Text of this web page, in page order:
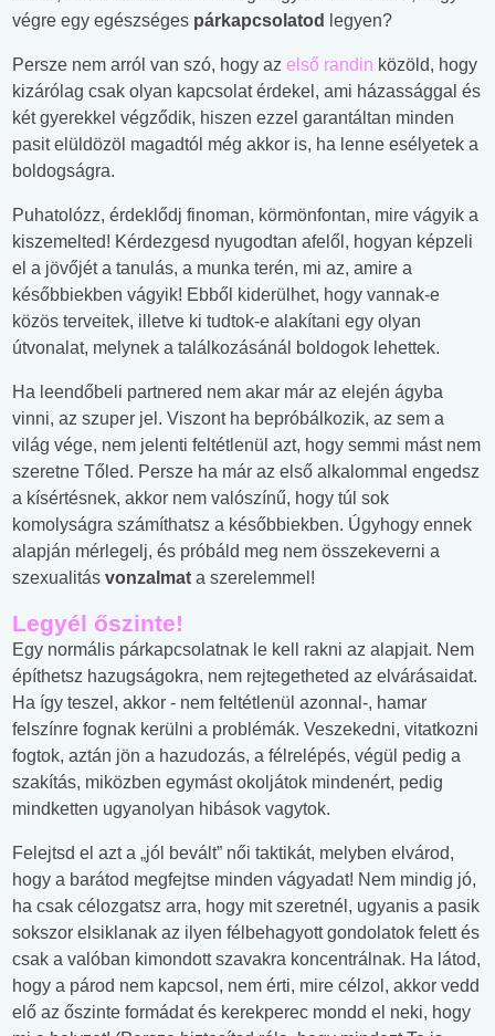
végre egy egészséges párkapcsolatod legyen?
Persze nem arról van szó, hogy az első randin közöld, hogy
kizárólag csak olyan kapcsolat érdekel, ami házassággal és
két gyerekkel végződik, hiszen ezzel garantáltan minden
pasit elüldözöl magadtól még akkor is, ha lenne esélyetek a
boldogságra.
Puhatolózz, érdeklődj finoman, körmönfontan, mire vágyik a
kiszemelted! Kérdezgesd nyugodtan afelől, hogyan képzeli
el a jövőjét a tanulás, a munka terén, mi az, amire a
későbbiekben vágyik! Ebből kiderülhet, hogy vannak-e
közös terveitek, illetve ki tudtok-e alakítani egy olyan
útvonalat, melynek a találkozásánál boldogok lehettek.
Ha leendőbeli partnered nem akar már az elején ágyba
vinni, az szuper jel. Viszont ha bepróbálkozik, az sem a
világ vége, nem jelenti feltétlenül azt, hogy semmi mást nem
szeretne Tőled. Persze ha már az első alkalommal engedsz
a kísértésnek, akkor nem valószínű, hogy túl sok
komolyságra számíthatsz a későbbiekben. Úgyhogy ennek
alapján mérlegelj, és próbáld meg nem összekeverni a
szexualitás vonzalmat a szerelemmel!
Legyél őszinte!
Egy normális párkapcsolatnak le kell rakni az alapjait. Nem
építhetsz hazugságokra, nem rejtegetheted az elvárásaidat.
Ha így teszel, akkor - nem feltétlenül azonnal-, hamar
felszínre fognak kerülni a problémák. Veszekedni, vitatkozni
fogtok, aztán jön a hazudozás, a félrelépés, végül pedig a
szakítás, miközben egymást okoljátok mindenért, pedig
mindketten ugyanolyan hibások vagytok.
Felejtsd el azt a „jól bevált” női taktikát, melyben elvárod,
hogy a barátod megfejtse minden vágyadat! Nem mindig jó,
ha csak célozgatsz arra, hogy mit szeretnél, ugyanis a pasik
sokszor elsiklanak az ilyen félbehagyott gondolatok felett és
csak a valóban kimondott szavakra koncentrálnak. Ha látod,
hogy a párod nem kapcsol, nem érti, mire célzol, akkor vedd
elő az őszinte formádat és kerekperec mondd el neki, hogy